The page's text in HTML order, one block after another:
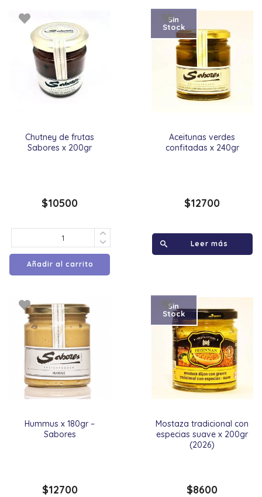
Chutney de frutas
Sabores x 200gr
$10500
Añadir al carrito
Aceitunas verdes
confitadas x 240gr
Sin
Stock
$12700
Leer más
Hummus x 180gr –
Sabores
$12700
Mostaza tradicional con
especias suave x 200gr
(2026)
Sin
Stock
$8600